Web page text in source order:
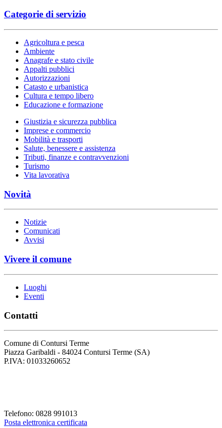
Categorie di servizio
Agricoltura e pesca
Ambiente
Anagrafe e stato civile
Appalti pubblici
Autorizzazioni
Catasto e urbanistica
Cultura e tempo libero
Educazione e formazione
Giustizia e sicurezza pubblica
Imprese e commercio
Mobilità e trasporti
Salute, benessere e assistenza
Tributi, finanze e contravvenzioni
Turismo
Vita lavorativa
Novità
Notizie
Comunicati
Avvisi
Vivere il comune
Luoghi
Eventi
Contatti
Comune di Contursi Terme
Piazza Garibaldi - 84024 Contursi Terme (SA)
P.IVA: 01033260652
Telefono: 0828 991013
Posta elettronica certificata